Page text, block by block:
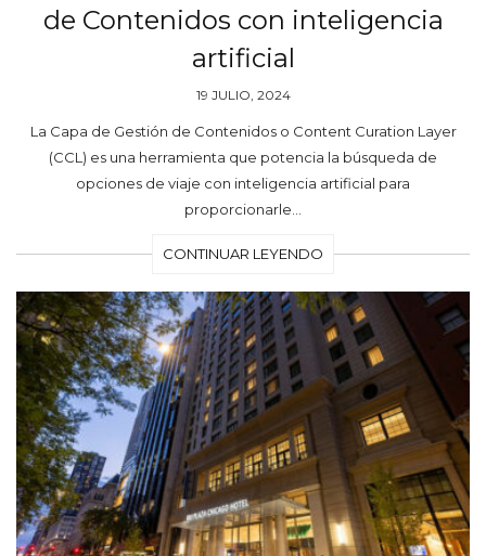
de Contenidos con inteligencia
artificial
19 JULIO, 2024
La Capa de Gestión de Contenidos o Content Curation Layer
(CCL) es una herramienta que potencia la búsqueda de
opciones de viaje con inteligencia artificial para
proporcionarle…
CONTINUAR LEYENDO